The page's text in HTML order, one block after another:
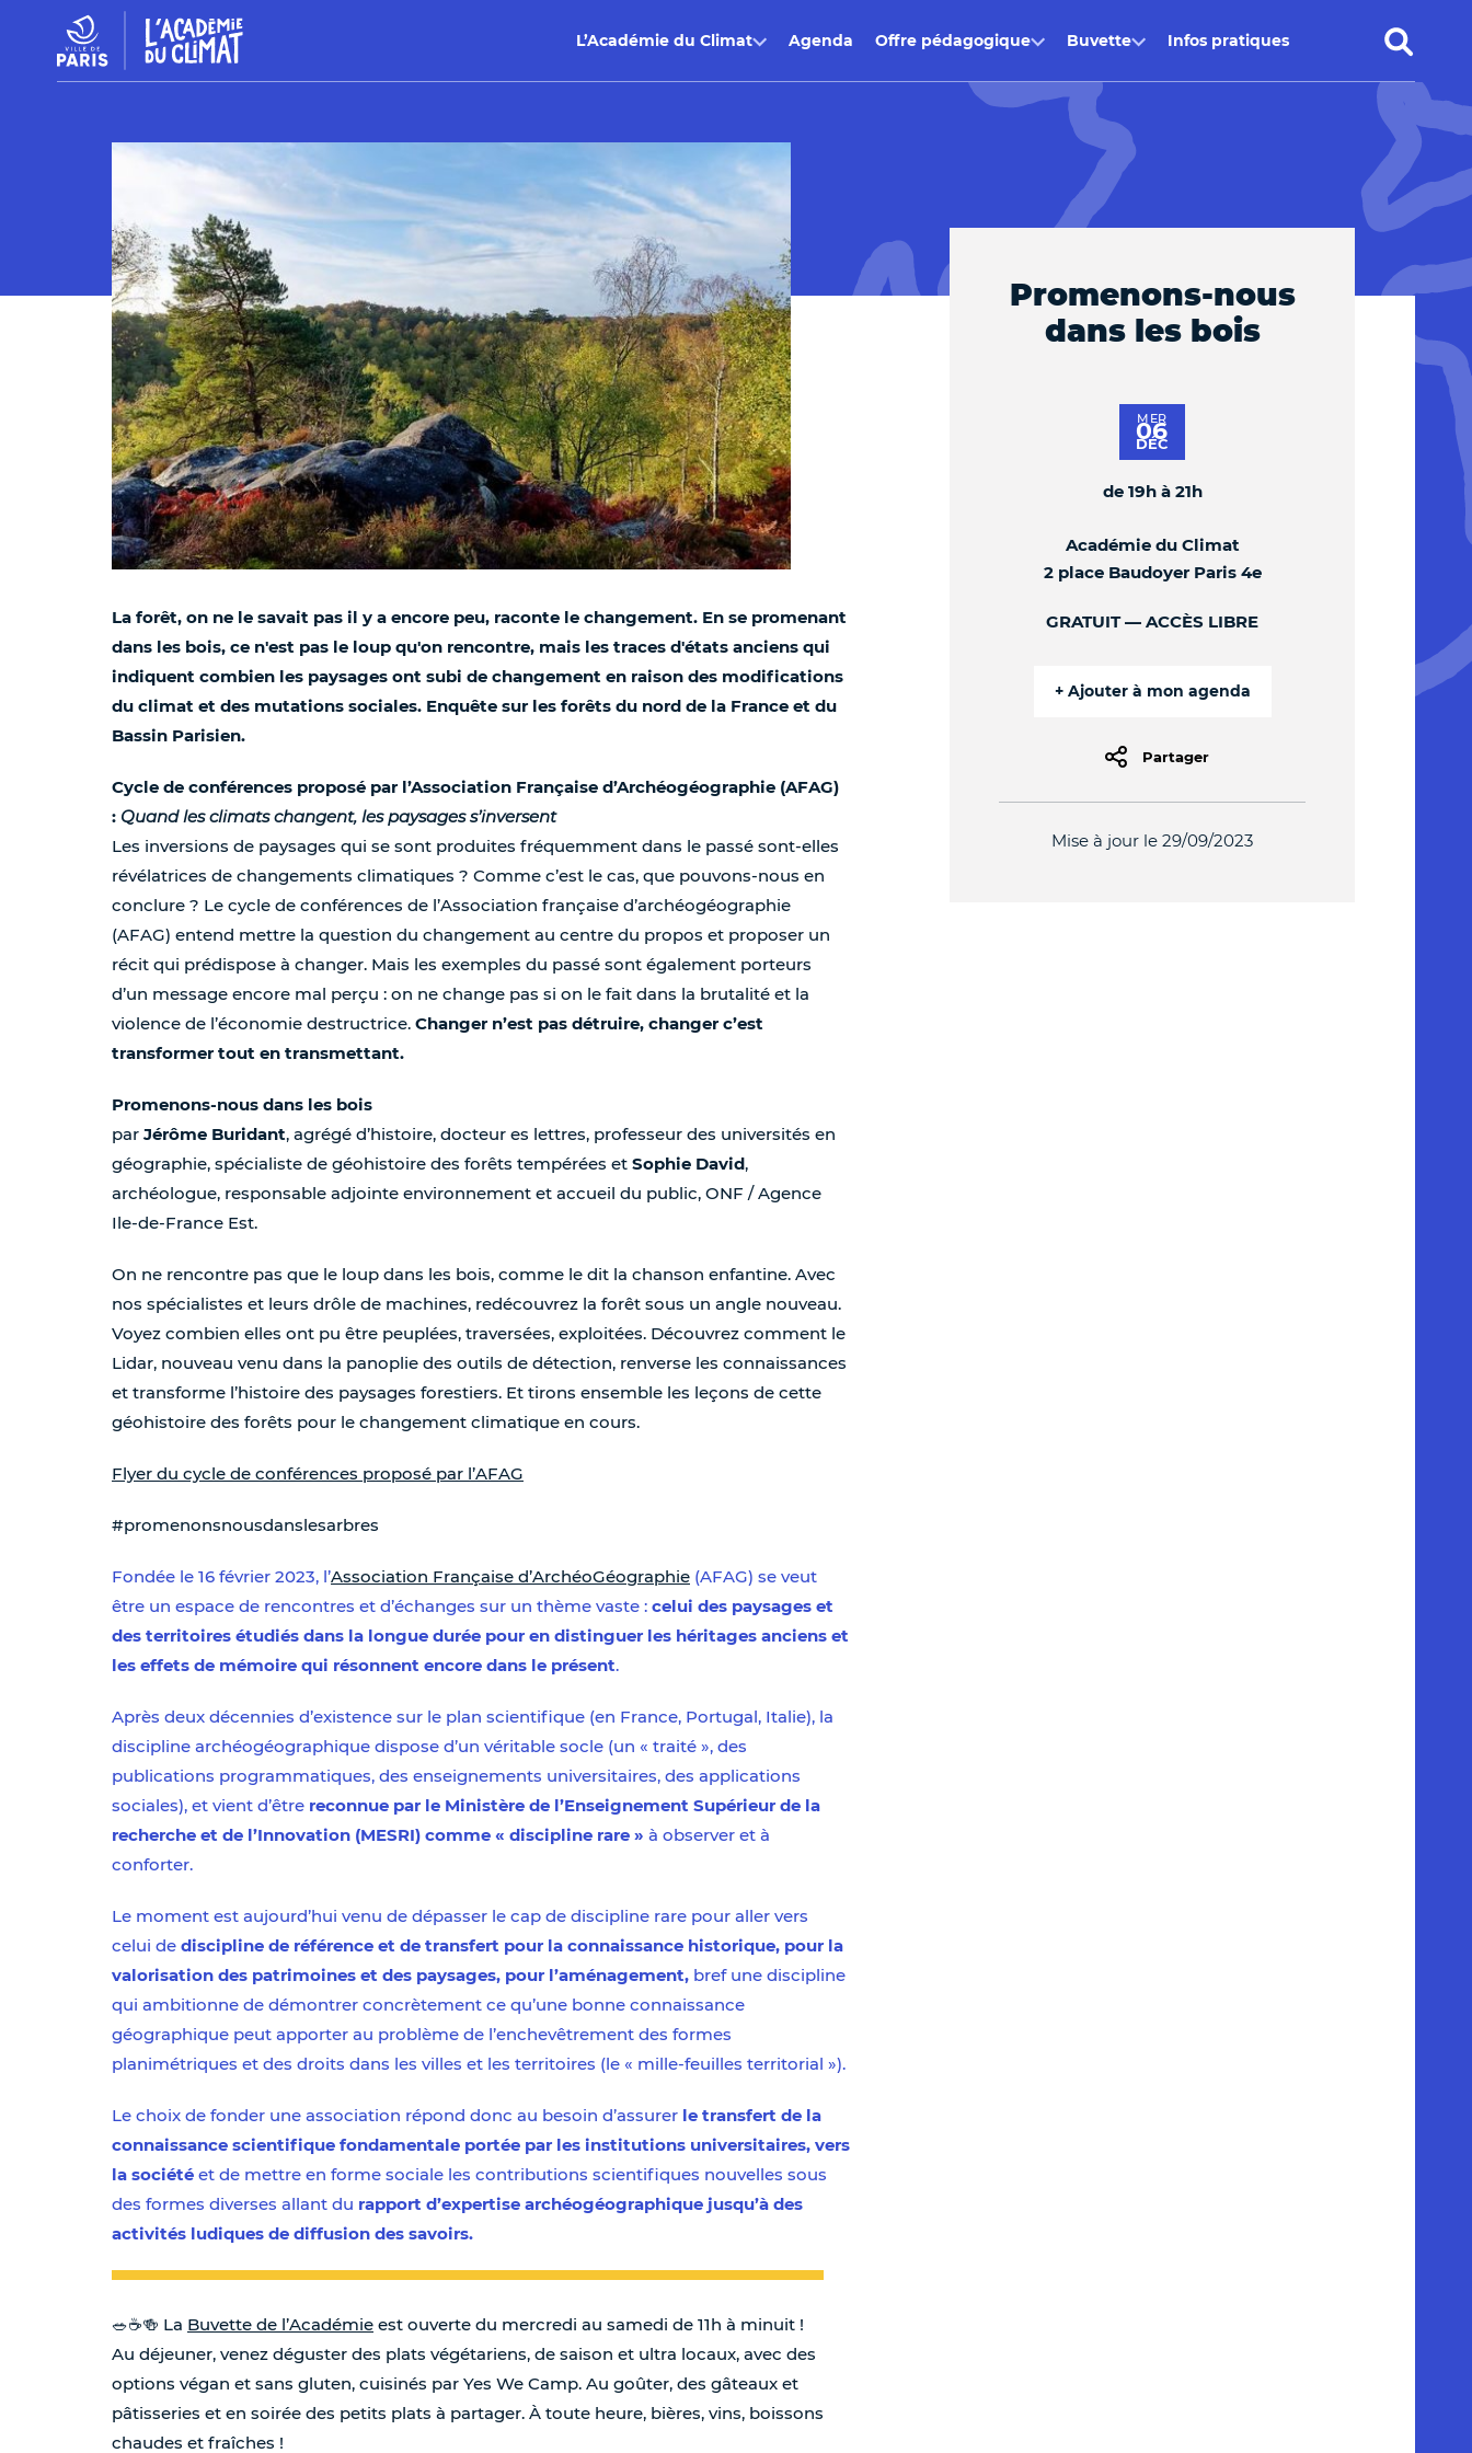
L’Académie du Climat Agenda Offre pédagogique Buvette Infos pratiques
Promenons-nous
dans les bois
MER
06
DÉC
de 19h à 21h
Académie du Climat
2 place Baudoyer Paris 4e
GRATUIT ACCÈS LIBRE
Partager
Mise à jour le 29/09/2023
La forêt, on ne le savait pas il y a encore peu, raconte le changement. En se promenant
dans les bois, ce n'est pas le loup qu'on rencontre, mais les traces d'états anciens qui
indiquent combien les paysages ont subi de changement en raison des modifications
du climat et des mutations sociales. Enquête sur les forêts du nord de la France et du
Bassin Parisien.
Cycle de conférences proposé par l’Association Française d’Archéogéographie (AFAG)
: Quand les climats changent, les paysages s’inversent
Les inversions de paysages qui se sont produites fréquemment dans le passé sont-elles
révélatrices de changements climatiques ? Comme c’est le cas, que pouvons-nous en
conclure ? Le cycle de conférences de l’Association française d’archéogéographie
(AFAG) entend mettre la question du changement au centre du propos et proposer un
récit qui prédispose à changer. Mais les exemples du passé sont également porteurs
d’un message encore mal perçu : on ne change pas si on le fait dans la brutalité et la
violence de l’économie destructrice. Changer n’est pas détruire, changer c’est
transformer tout en transmettant.
Promenons-nous dans les bois
par Jérôme Buridant, agrégé d’histoire, docteur es lettres, professeur des universités en
géographie, spécialiste de géohistoire des forêts tempérées et Sophie David,
archéologue, responsable adjointe environnement et accueil du public, ONF / Agence
Ile-de-France Est.
On ne rencontre pas que le loup dans les bois, comme le dit la chanson enfantine. Avec
nos spécialistes et leurs drôle de machines, redécouvrez la forêt sous un angle nouveau.
Voyez combien elles ont pu être peuplées, traversées, exploitées. Découvrez comment le
Lidar, nouveau venu dans la panoplie des outils de détection, renverse les connaissances
et transforme l’histoire des paysages forestiers. Et tirons ensemble les leçons de cette
géohistoire des forêts pour le changement climatique en cours.
Flyer du cycle de conférences proposé par l’AFAG
#promenonsnousdanslesarbres
Fondée le 16 février 2023, l’Association Française d’ArchéoGéographie (AFAG) se veut
être un espace de rencontres et d’échanges sur un thème vaste : celui des paysages et
des territoires étudiés dans la longue durée pour en distinguer les héritages anciens et
les effets de mémoire qui résonnent encore dans le présent.
Après deux décennies d’existence sur le plan scientifique (en France, Portugal, Italie), la
discipline archéogéographique dispose d’un véritable socle (un « traité », des
publications programmatiques, des enseignements universitaires, des applications
sociales), et vient d’être reconnue par le Ministère de l’Enseignement Supérieur de la
recherche et de l’Innovation (MESRI) comme « discipline rare » à observer et à
conforter.
Le moment est aujourd’hui venu de dépasser le cap de discipline rare pour aller vers
celui de discipline de référence et de transfert pour la connaissance historique, pour la
valorisation des patrimoines et des paysages, pour l’aménagement, bref une discipline
qui ambitionne de démontrer concrètement ce qu’une bonne connaissance
géographique peut apporter au problème de l’enchevêtrement des formes
planimétriques et des droits dans les villes et les territoires (le « mille-feuilles territorial »).
Le choix de fonder une association répond donc au besoin d’assurer le transfert de la
connaissance scientifique fondamentale portée par les institutions universitaires, vers
la société et de mettre en forme sociale les contributions scientifiques nouvelles sous
des formes diverses allant du rapport d’expertise archéogéographique jusqu’à des
activités ludiques de diffusion des savoirs.
🥗☕️🍻 La Buvette de l’Académie est ouverte du mercredi au samedi de 11h à minuit !
Au déjeuner, venez déguster des plats végétariens, de saison et ultra locaux, avec des
options végan et sans gluten, cuisinés par Yes We Camp. Au goûter, des gâteaux et
pâtisseries et en soirée des petits plats à partager. À toute heure, bières, vins, boissons
chaudes et fraîches !